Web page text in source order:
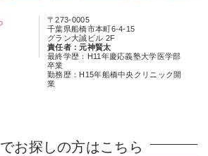
〒273-0005
千葉県船橋市本町6-4-15
グラン大誠ビル 2F
責任者：元神賢太
最終学歴：H11年慶応義塾大学医学部
卒業
勤務歴：H15年船橋中央クリニック開
業
お探しの方はこちら